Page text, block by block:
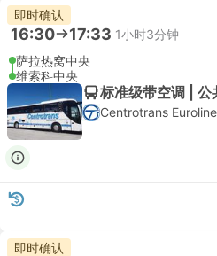
即时确认
16:30 17:33 1小时3分钟
萨拉热窝中央
维索科中央
标准级带空调 | 公
Centrotrans
即时确认